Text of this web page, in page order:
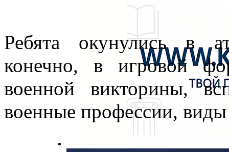
Ребята окунулись в
конечно, в игровой
военной викторины,
военные профессии,